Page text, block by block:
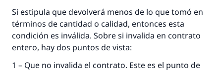
Si estipula que devolverá menos de lo que tomó en
términos de cantidad o calidad, entonces esta
condición es inválida. Sobre si invalida en contrato
entero, hay dos puntos de vista:
1 – Que no invalida el contrato. Este es el punto de